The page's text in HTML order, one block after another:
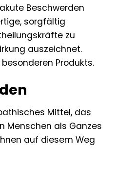
Beschwerden
sorgfältig
zu
auszeichnet.
Produkts.
Mittel, das
Menschen als Ganzes
auf diesem Weg